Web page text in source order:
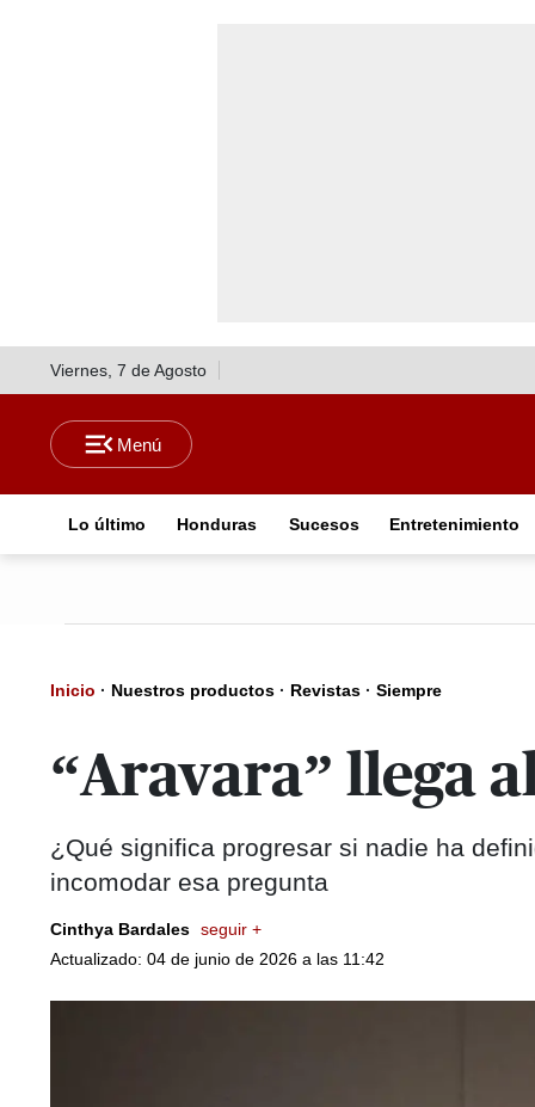
Viernes, 7 de Agosto
Lo último Honduras Sucesos Entretenimiento
Inicio · Nuestros productos · Revistas · Siempre
“Aravara” llega
¿Qué significa progresar si nadie ha
incomodar esa pregunta
Cinthya Bardales seguir +
Actualizado: 04 de junio de 2026 a las 11:42